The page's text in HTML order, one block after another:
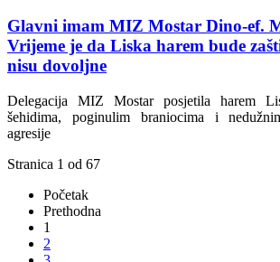
Glavni imam MIZ Mostar Dino-ef.
Vrijeme je da Liska harem bude
nisu dovoljne
Delegacija MIZ Mostar posjetila harem
šehidima, poginulim braniocima i
agresije
Stranica 1 od 67
Početak
Prethodna
1
2